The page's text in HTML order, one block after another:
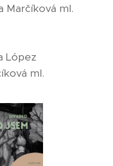
Marčíková ml.
López
ml.